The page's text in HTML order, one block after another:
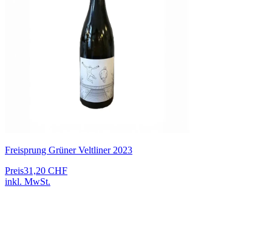
Freisprung Grüner Veltliner 2023
Preis31,20 CHF
inkl. MwSt.